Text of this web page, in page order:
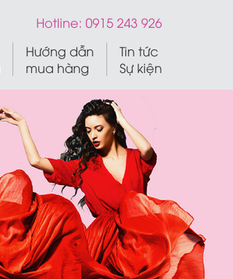
Hotline: 0915 243 926
Hướng dẫn
mua hàng
Tin tức
Sự kiện